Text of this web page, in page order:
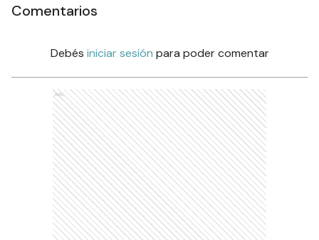
Comentarios
Debés iniciar sesión para poder comentar
Ads